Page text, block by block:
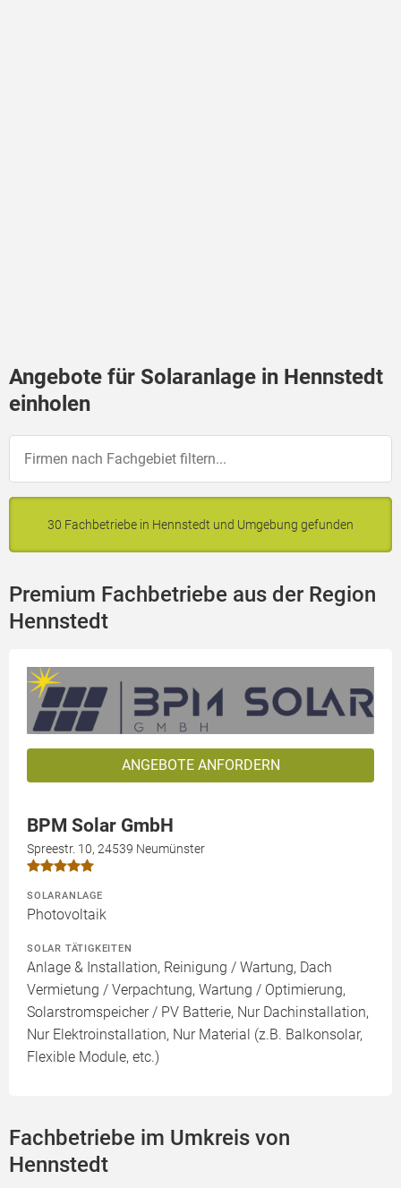
Angebote für Solaranlage in Hennstedt
einholen
30 Fachbetriebe in Hennstedt und Umgebung gefunden
Premium Fachbetriebe aus der Region
Hennstedt
ANGEBOTE ANFORDERN
BPM Solar GmbH
Spreestr. 10, 24539 Neumünster
SOLARANLAGE
Photovoltaik
SOLAR TÄTIGKEITEN
Anlage & Installation, Reinigung / Wartung, Dach
Vermietung / Verpachtung, Wartung / Optimierung,
Solarstromspeicher / PV Batterie, Nur Dachinstallation,
Nur Elektroinstallation, Nur Material (z.B. Balkonsolar,
Flexible Module, etc.)
Fachbetriebe im Umkreis von
Hennstedt